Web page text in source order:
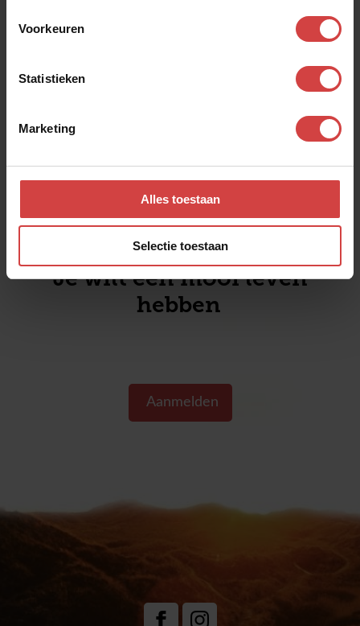
Voorkeuren
Statistieken
Marketing
Alles toestaan
Selectie toestaan
Een goed gesprek
Je wilt een mooi leven
hebben
Aanmelden